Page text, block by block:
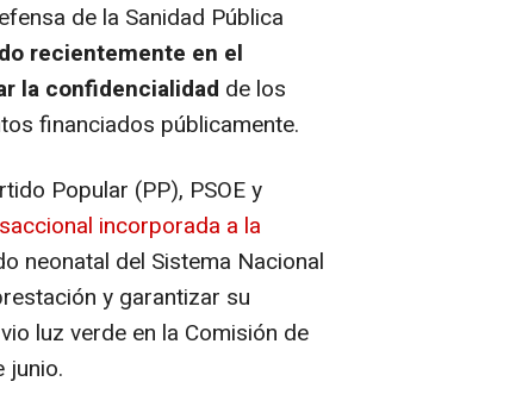
de la Sanidad Pública
recientemente en el
la confidencialidad de los
financiados públicamente.
Popular (PP), PSOE y
incorporada a la
neonatal del Sistema Nacional
y garantizar su
luz verde en la Comisión de
junio.